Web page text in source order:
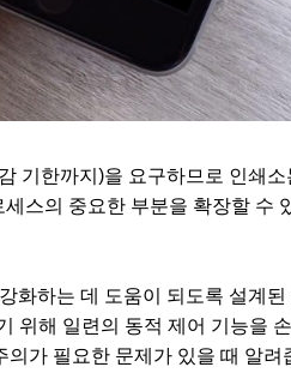
기한까지)을 요구하므로 인쇄
스의 중요한 부분을 확장할 수
화하는 데 도움이 되도록 설계
해 일련의 동적 제어 기능을
가 필요한 문제가 있을 때 알려